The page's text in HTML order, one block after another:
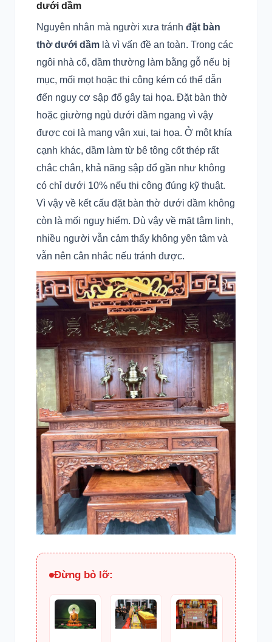
dưới dầm
Nguyên nhân mà người xưa tránh đặt bàn
thờ dưới dầm là vì vấn đề an toàn. Trong các
ngôi nhà cổ, dầm thường làm bằng gỗ nếu bị
mục, mối mọt hoặc thi công kém có thể dẫn
đến nguy cơ sập đổ gây tai họa. Đặt bàn thờ
hoặc giường ngủ dưới dầm ngang vì vậy
được coi là mang vận xui, tai họa. Ở một khía
cạnh khác, dầm làm từ bê tông cốt thép rất
chắc chắn, khả năng sập đổ gần như không
có chỉ dưới 10% nếu thi công đúng kỹ thuật.
Vì vậy về kết cấu đặt bàn thờ dưới dầm không
còn là mối nguy hiểm. Dù vậy về mặt tâm linh,
nhiều người vẫn cảm thấy không yên tâm và
vẫn nên cân nhắc nếu tránh được.
Đừng bỏ lỡ: